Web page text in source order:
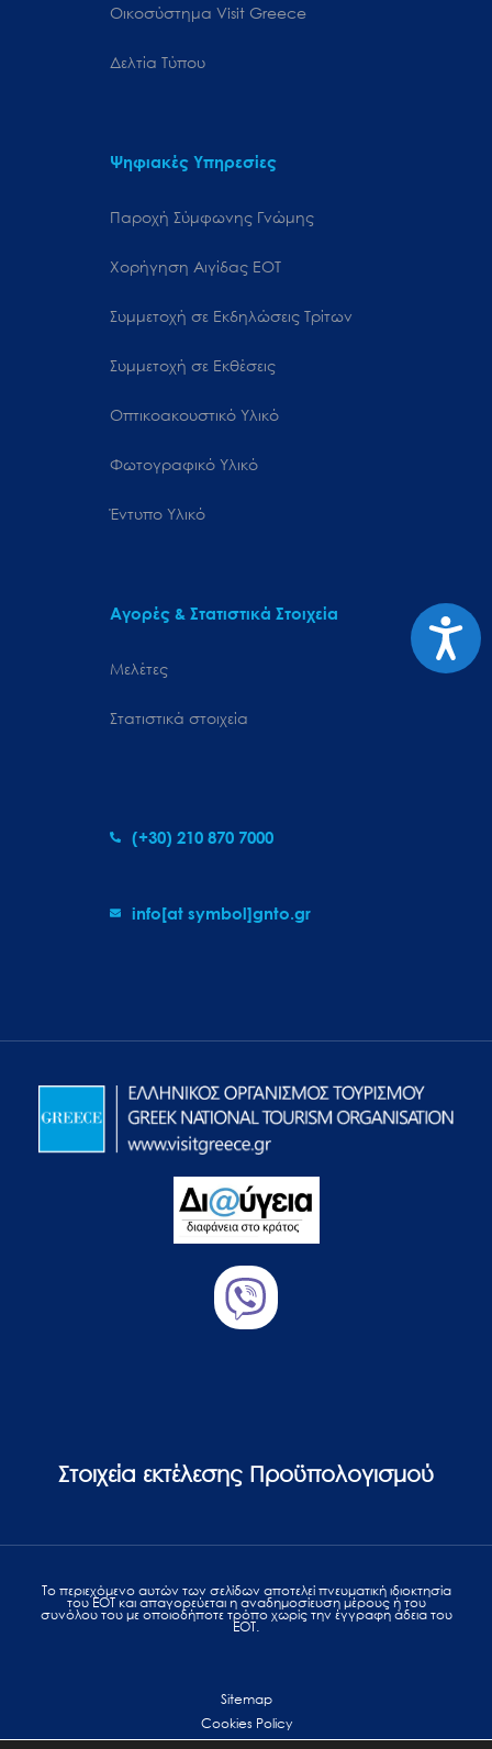
Oικοσύστημα Visit Greece
Δελτία Τύπου
Ψηφιακές Υπηρεσίες
Παροχή Σύμφωνης Γνώμης
Χορήγηση Αιγίδας ΕΟΤ
Συμμετοχή σε Εκδηλώσεις Τρίτων
Συμμετοχή σε Εκθέσεις
Οπτικοακουστικό Υλικό
Φωτογραφικό Υλικό
Έντυπο Υλικό
Αγορές & Στατιστικά Στοιχεία
Μελέτες
Στατιστικά στοιχεία
(+30) 210 870 7000
info[at symbol]gnto.gr
Στοιχεία εκτέλεσης Προϋπολογισμού
Το περιεχόμενο αυτών των σελίδων αποτελεί πvευματική ιδιοκτησία
του ΕΟΤ και απαγορεύεται η αναδημοσίευση μέρους ή του
συνόλου του με οποιοδήποτε τρόπο χωρίς την έγγραφη άδεια του
ΕΟΤ.
Sitemap
Cookies Policy